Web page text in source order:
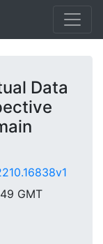
Data
GMT